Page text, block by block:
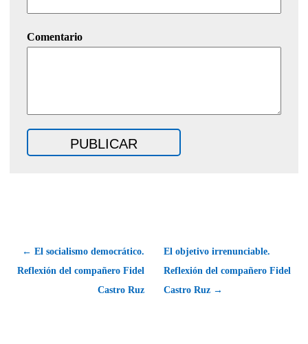
Comentario
← El socialismo democrático.
Reflexión del compañero Fidel
Castro Ruz
El objetivo irrenunciable.
Reflexión del compañero Fidel
Castro Ruz →